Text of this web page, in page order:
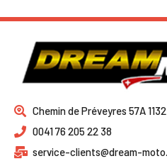
Chemin de Préveyres 57A
0041 76 205 22 38
service-clients@dream-